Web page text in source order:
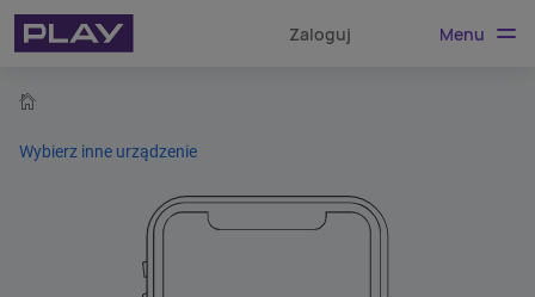
Zaloguj Menu
Wybierz inne urządzenie